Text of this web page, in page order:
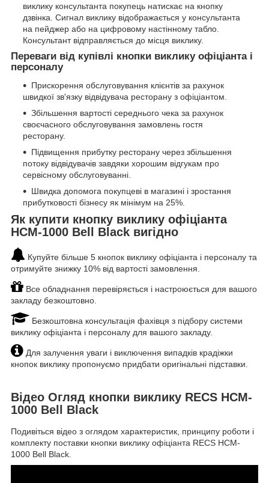
виклику консультанта покупець натискає на кнопку
дзвінка. Сигнал виклику відображається у консультанта
на пейджер або на цифровому настінному табло.
Консультант відправляється до місця виклику.
Переваги від купівлі кнопки виклику офіціанта і
персоналу
Прискорення обслуговування клієнтів за рахунок
швидкої зв'язку відвідувача ресторану з офіціантом.
Збільшення вартості середнього чека за рахунок
своєчасного обслуговування замовлень гостя
ресторану.
Підвищення прибутку ресторану через збільшення
потоку відвідувачів завдяки хорошим відгукам про
сервісному обслуговуванні.
Швидка допомога покупцеві в магазині і зростання
прибутковості бізнесу як мінімум на 25%.
Як купити кнопку виклику офіціанта
HCM-1000 Bell Black вигідно
Купуйте більше 5 кнопок виклику офіціанта і персоналу та
отримуйте знижку 10% від вартості замовлення.
Все обладнання перевіряється і настроюється для вашого
закладу безкоштовно.
Безкоштовна консультація фахівця з підбору системи
виклику офіціанта і персоналу для вашого закладу.
Для залучення уваги і виключення випадків крадіжки
кнопок виклику пропонуємо придбати оригінальні підставки.
Відео Огляд кнопки виклику RECS HCM-
1000 Bell Black
Подивіться відео з оглядом характеристик, принципу роботи і
комплекту поставки кнопки виклику офіціанта RECS HCM-
1000 Bell Black.